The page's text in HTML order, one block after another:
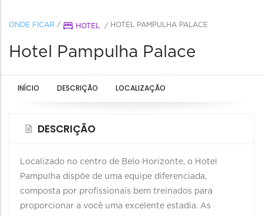
ONDE FICAR / HOTEL / HOTEL PAMPULHA PALACE
Hotel Pampulha Palace
INÍCIO DESCRIÇÃO LOCALIZAÇÃO
DESCRIÇÃO
Localizado no centro de Belo Horizonte, o Hotel
Pampulha dispõe de uma equipe diferenciada,
composta por profissionais bem treinados para
proporcionar a você uma excelente estadia. As